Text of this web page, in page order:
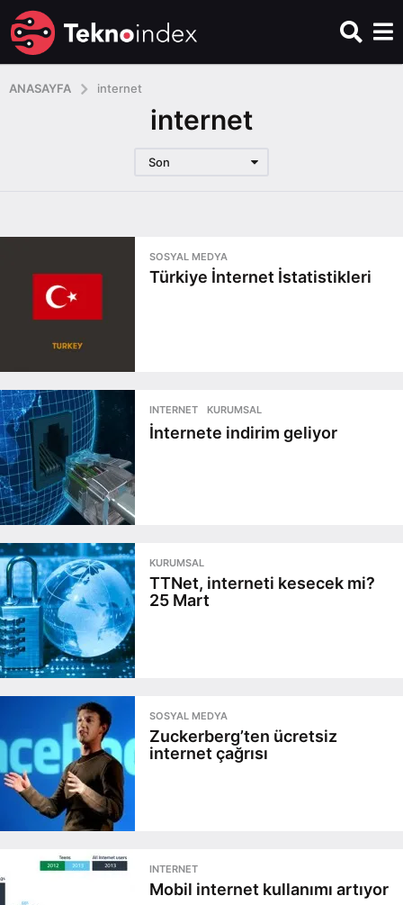
ANASAYFA internet
internet
Son
SOSYAL MEDYA
Türkiye İnternet İstatistikleri
INTERNET ,KURUMSAL
İnternete indirim geliyor
KURUMSAL
TTNet, interneti kesecek mi?
25 Mart
SOSYAL MEDYA
Zuckerberg’ten ücretsiz
internet çağrısı
INTERNET
Mobil internet kullanımı artıyor